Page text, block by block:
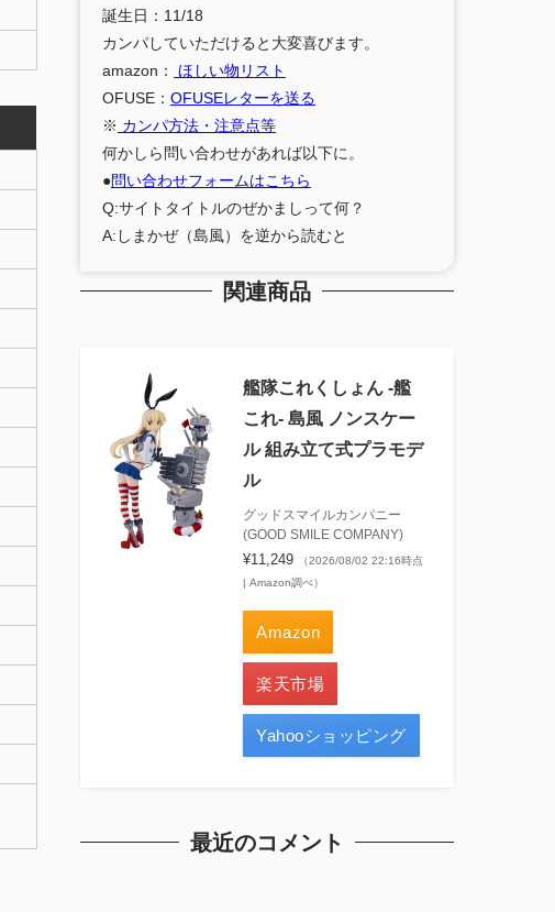
誕生日：11/18
カンパしていただけると大変喜びます。
amazon：
ほしい物リスト
OFUSE： OFUSEレターを送る
※ カンパ方法・注意点等
何かしら問い合わせがあれば以下に。
●問い合わせフォームはこちら
Q:サイトタイトルのぜかましって何？
A:しまかぜ（島風）を逆から読むと
関連商品
艦隊これくしょん ‐艦
これ‐ 島風 ノンスケー
ル 組み立て式プラモデ
ル
グッドスマイルカンパニー
(GOOD SMILE COMPANY)
¥11,249
（2026/08/02 22:16時点
| Amazon調べ）
Amazon
楽天市場
Yahooショッピング
最近のコメント